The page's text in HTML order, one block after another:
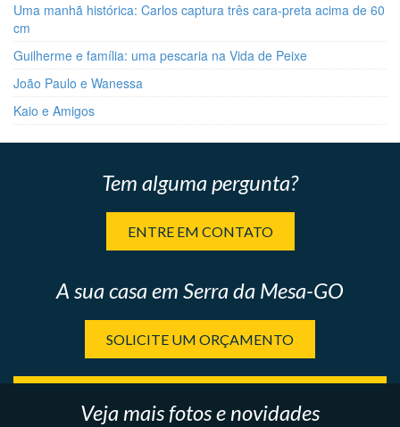
Uma manhã histórica: Carlos captura três cara-preta acima de 60
cm
Guilherme e família: uma pescaria na Vida de Peixe
João Paulo e Wanessa
Kaio e Amigos
Tem alguma pergunta?
ENTRE EM CONTATO
A sua casa em Serra da Mesa-GO
SOLICITE UM ORÇAMENTO
Veja mais fotos e novidades